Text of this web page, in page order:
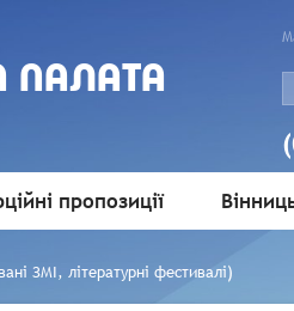
ПАЛАТА
пропозиції
ЗМІ, літературні фестивалі)